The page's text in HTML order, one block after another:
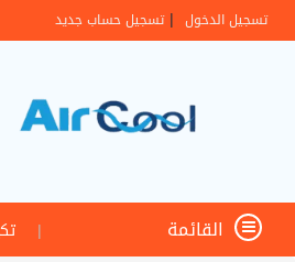
تسجيل الدخول | تسجيل حساب جديد
القائمة |